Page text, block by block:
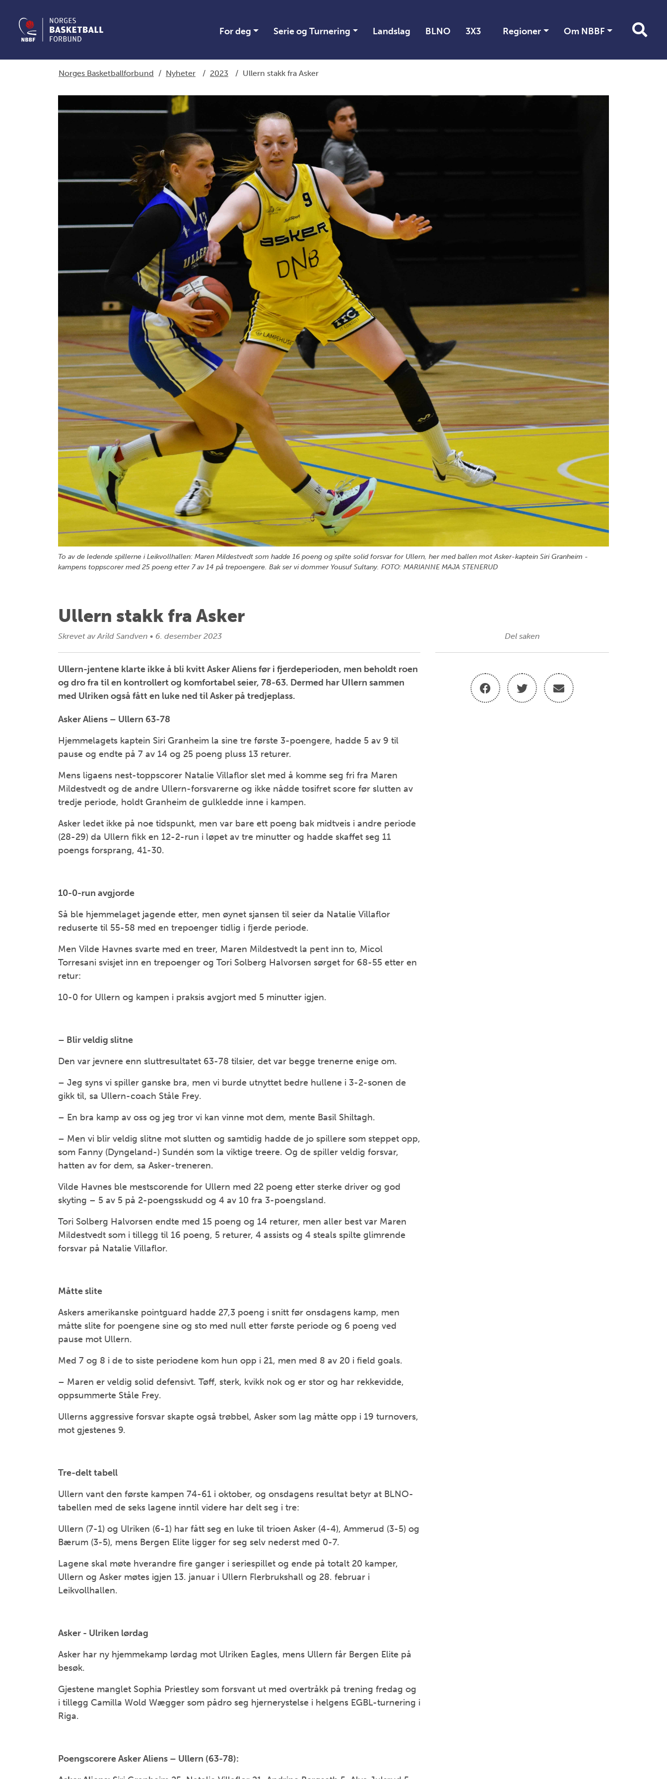
For deg Serie og Turnering Landslag BLNO 3X3 Regioner Om NBBF
Norges Basketballforbund / Nyheter / 2023 / Ullern stakk fra Asker
To av de ledende spillerne i Leikvollhallen: Maren Mildestvedt som hadde 16 poeng og spilte solid forsvar for Ullern, her med ballen mot Asker-kaptein Siri Granheim -
kampens toppscorer med 25 poeng etter 7 av 14 på trepoengere. Bak ser vi dommer Yousuf Sultany. FOTO: MARIANNE MAJA STENERUD
Ullern stakk fra Asker
Skrevet av Arild Sandven • 6. desember 2023
Ullern-jentene klarte ikke å bli kvitt Asker Aliens før i fjerdeperioden, men beholdt roen
og dro fra til en kontrollert og komfortabel seier, 78-63. Dermed har UIlern sammen
med Ulriken også fått en luke ned til Asker på tredjeplass.
Asker Aliens – Ullern 63-78
Hjemmelagets kaptein Siri Granheim la sine tre første 3-poengere, hadde 5 av 9 til
pause og endte på 7 av 14 og 25 poeng pluss 13 returer.
Mens ligaens nest-toppscorer Natalie Villaflor slet med å komme seg fri fra Maren
Mildestvedt og de andre Ullern-forsvarerne og ikke nådde tosifret score før slutten av
tredje periode, holdt Granheim de gulkledde inne i kampen.
Asker ledet ikke på noe tidspunkt, men var bare ett poeng bak midtveis i andre periode
(28-29) da Ullern fikk en 12-2-run i løpet av tre minutter og hadde skaffet seg 11
poengs forsprang, 41-30.
10-0-run avgjorde
Så ble hjemmelaget jagende etter, men øynet sjansen til seier da Natalie Villaflor
reduserte til 55-58 med en trepoenger tidlig i fjerde periode.
Men Vilde Havnes svarte med en treer, Maren Mildestvedt la pent inn to, Micol
Torresani svisjet inn en trepoenger og Tori Solberg Halvorsen sørget for 68-55 etter en
retur:
10-0 for Ullern og kampen i praksis avgjort med 5 minutter igjen.
– Blir veldig slitne
Den var jevnere enn sluttresultatet 63-78 tilsier, det var begge trenerne enige om.
– Jeg syns vi spiller ganske bra, men vi burde utnyttet bedre hullene i 3-2-sonen de
gikk til, sa Ullern-coach Ståle Frey.
– En bra kamp av oss og jeg tror vi kan vinne mot dem, mente Basil Shiltagh.
– Men vi blir veldig slitne mot slutten og samtidig hadde de jo spillere som steppet opp,
som Fanny (Dyngeland-) Sundén som la viktige treere. Og de spiller veldig forsvar,
hatten av for dem, sa Asker-treneren.
Vilde Havnes ble mestscorende for Ullern med 22 poeng etter sterke driver og god
skyting – 5 av 5 på 2-poengsskudd og 4 av 10 fra 3-poengsland.
Tori Solberg Halvorsen endte med 15 poeng og 14 returer, men aller best var Maren
Mildestvedt som i tillegg til 16 poeng, 5 returer, 4 assists og 4 steals spilte glimrende
forsvar på Natalie Villaflor.
Måtte slite
Askers amerikanske pointguard hadde 27,3 poeng i snitt før onsdagens kamp, men
måtte slite for poengene sine og sto med null etter første periode og 6 poeng ved
pause mot Ullern.
Med 7 og 8 i de to siste periodene kom hun opp i 21, men med 8 av 20 i field goals.
– Maren er veldig solid defensivt. Tøff, sterk, kvikk nok og er stor og har rekkevidde,
oppsummerte Ståle Frey.
Ullerns aggressive forsvar skapte også trøbbel, Asker som lag måtte opp i 19 turnovers,
mot gjestenes 9.
Tre-delt tabell
Ullern vant den første kampen 74-61 i oktober, og onsdagens resultat betyr at BLNO-
tabellen med de seks lagene inntil videre har delt seg i tre:
Ullern (7-1) og Ulriken (6-1) har fått seg en luke til trioen Asker (4-4), Ammerud (3-5) og
Bærum (3-5), mens Bergen Elite ligger for seg selv nederst med 0-7.
Lagene skal møte hverandre fire ganger i seriespillet og ende på totalt 20 kamper,
Ullern og Asker møtes igjen 13. januar i Ullern Flerbrukshall og 28. februar i
Leikvollhallen.
Asker - Ulriken lørdag
Asker har ny hjemmekamp lørdag mot Ulriken Eagles, mens Ullern får Bergen Elite på
besøk.
Gjestene manglet Sophia Priestley som forsvant ut med overtråkk på trening fredag og
i tillegg Camilla Wold Wægger som pådro seg hjernerystelse i helgens EGBL-turnering i
Riga.
Poengscorere Asker Aliens – Ullern (63-78):
Del saken